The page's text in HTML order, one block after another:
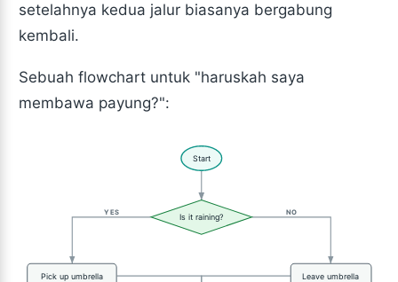
setelahnya kedua jalur biasanya bergabung
kembali.
Sebuah flowchart untuk "haruskah saya
membawa payung?":
YES NO
Start
Is it raining?
Pick up umbrella Leave umbrella